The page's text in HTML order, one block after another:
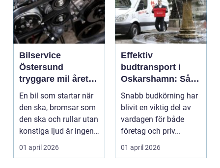
Bilservice
Östersund
tryggare mil året
runt
En bil som startar när
den ska, bromsar som
den ska och rullar utan
konstiga ljud är ingen
självklar...
01 april 2026
Effektiv
budtransport i
Oskarshamn: Så
väljer företag och
privatpersoner rätt
lösning
Snabb budkörning har
blivit en viktig del av
vardagen för både
företag och priv...
01 april 2026